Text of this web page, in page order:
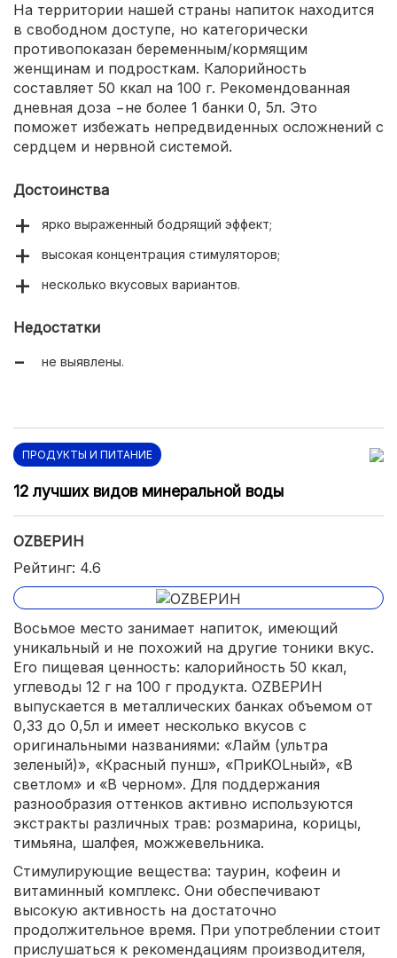
На территории нашей страны напиток находится
в свободном доступе, но категорически
противопоказан беременным/кормящим
женщинам и подросткам. Калорийность
составляет 50 ккал на 100 г. Рекомендованная
дневная доза −не более 1 банки 0, 5л. Это
поможет избежать непредвиденных осложнений с
сердцем и нервной системой.
Достоинства
ярко выраженный бодрящий эффект;
высокая концентрация стимуляторов;
несколько вкусовых вариантов.
Недостатки
не выявлены.
ПРОДУКТЫ И ПИТАНИЕ
12 лучших видов минеральной воды
ОZВЕРИН
Рейтинг: 4.6
Восьмое место занимает напиток, имеющий
уникальный и не похожий на другие тоники вкус.
Его пищевая ценность: калорийность 50 ккал,
углеводы 12 г на 100 г продукта. ОZВЕРИН
выпускается в металлических банках объемом от
0,33 до 0,5л и имеет несколько вкусов с
оригинальными названиями: «Лайм (ультра
зеленый)», «Красный пунш», «ПриKOLный», «В
светлом» и «В черном». Для поддержания
разнообразия оттенков активно используются
экстракты различных трав: розмарина, корицы,
тимьяна, шалфея, можжевельника.
Стимулирующие вещества: таурин, кофеин и
витаминный комплекс. Они обеспечивают
высокую активность на достаточно
продолжительное время. При употреблении стоит
прислушаться к рекомендациям производителя,